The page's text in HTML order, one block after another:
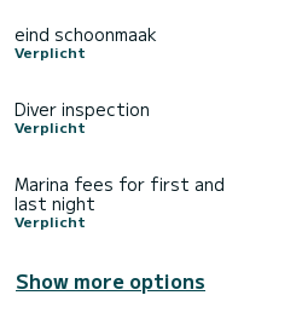
eind schoonmaak
Verplicht
Diver inspection
Verplicht
Marina fees for first and
last night
Verplicht
Show more options